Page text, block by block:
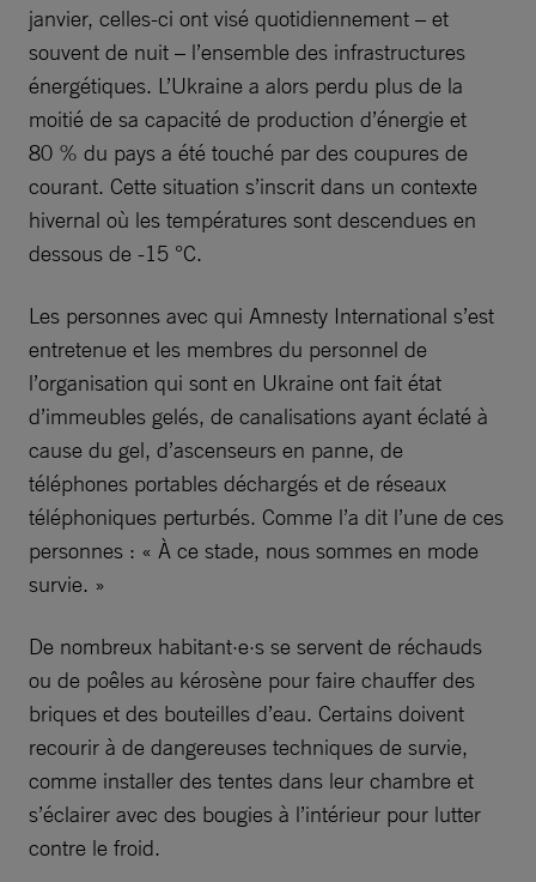
janvier, celles-ci ont visé quotidiennement – et
souvent de nuit – l’ensemble des infrastructures
énergétiques. L’Ukraine a alors perdu plus de la
moitié de sa capacité de production d’énergie et
80 % du pays a été touché par des coupures de
courant. Cette situation s’inscrit dans un contexte
hivernal où les températures sont descendues en
dessous de -15 °C.
Les personnes avec qui Amnesty International s’est
entretenue et les membres du personnel de
l’organisation qui sont en Ukraine ont fait état
d’immeubles gelés, de canalisations ayant éclaté à
cause du gel, d’ascenseurs en panne, de
téléphones portables déchargés et de réseaux
téléphoniques perturbés. Comme l’a dit l’une de ces
personnes : « À ce stade, nous sommes en mode
survie. »
De nombreux habitant·e·s se servent de réchauds
ou de poêles au kérosène pour faire chauffer des
briques et des bouteilles d’eau. Certains doivent
recourir à de dangereuses techniques de survie,
comme installer des tentes dans leur chambre et
s’éclairer avec des bougies à l’intérieur pour lutter
contre le froid.